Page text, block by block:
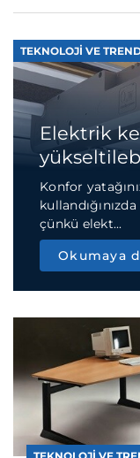
TEKNOLOJI VE
Elektrik
Konfor
çünkü elekt...
Okumaya